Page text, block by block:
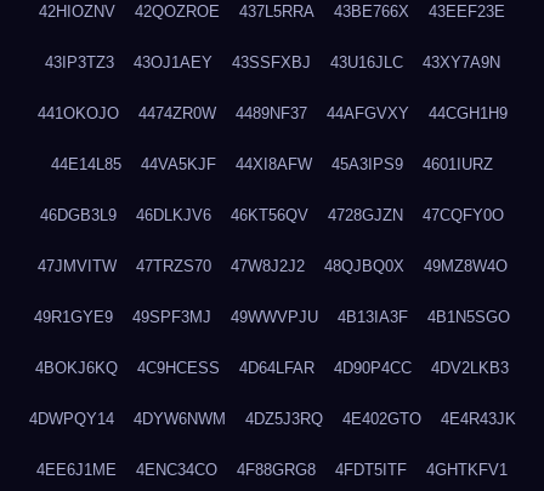
42HIOZNV 42QOZROE 437L5RRA 43BE766X 43EEF23E
43IP3TZ3 43OJ1AEY 43SSFXBJ 43U16JLC 43XY7A9N
441OKOJO 4474ZR0W 4489NF37 44AFGVXY 44CGH1H9
44E14L85 44VA5KJF 44XI8AFW 45A3IPS9 4601IURZ
46DGB3L9 46DLKJV6 46KT56QV 4728GJZN 47CQFY0O
47JMVITW 47TRZS70 47W8J2J2 48QJBQ0X 49MZ8W4O
49R1GYE9 49SPF3MJ 49WWVPJU 4B13IA3F 4B1N5SGO
4BOKJ6KQ 4C9HCESS 4D64LFAR 4D90P4CC 4DV2LKB3
4DWPQY14 4DYW6NWM 4DZ5J3RQ 4E402GTO 4E4R43JK
4EE6J1ME 4ENC34CO 4F88GRG8 4FDT5ITF 4GHTKFV1